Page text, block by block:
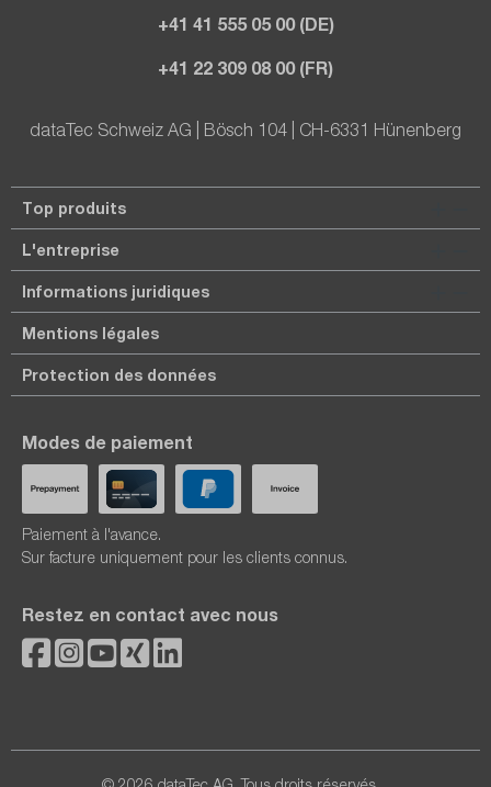
+41 41 555 05 00 (DE)
+41 22 309 08 00 (FR)
dataTec Schweiz AG | Bösch 104 | CH-6331 Hünenberg
Top produits
L'entreprise
Informations juridiques
Mentions légales
Protection des données
Modes de paiement
Paiement à l'avance.
Sur facture uniquement pour les clients connus.
Restez en contact avec nous